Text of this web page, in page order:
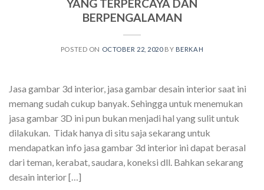
YANG TERPERCAYA DAN
BERPENGALAMAN
POSTED ON OCTOBER 22, 2020 BY BERKAH
Jasa gambar 3d interior, jasa gambar desain interior saat ini
memang sudah cukup banyak. Sehingga untuk menemukan
jasa gambar 3D ini pun bukan menjadi hal yang sulit untuk
dilakukan. Tidak hanya di situ saja sekarang untuk
mendapatkan info jasa gambar 3d interior ini dapat berasal
dari teman, kerabat, saudara, koneksi dll. Bahkan sekarang
desain interior […]